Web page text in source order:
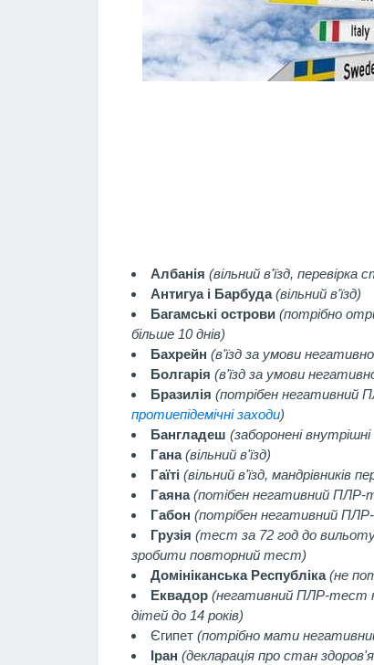
Албанія (вільний в'їзд, перевірка
Антигуа і Барбуда (вільний в'їзд)
Багамські острови(потрібно
більше 10 днів)
Бахрейн (в'їзд за умови
Болгарія (в'їзд за умови
Бразилія (потрібен негативний
протиепідемічні заходи)
Бангладеш (заборонені
Гана(вільний в'їзд)
Гаїті (вільний в'їзд, мандрівників
Гаяна (потібен негативний ПЛР-
Габон (потрібен негативний
Грузія (тест за 72 год до
зробити повторний тест)
Домініканська Республіка (не
Еквадор (негативний ПЛР-тест
дітей до 14 років)
Єгипет (потрібно мати
Іран (декларація про стан